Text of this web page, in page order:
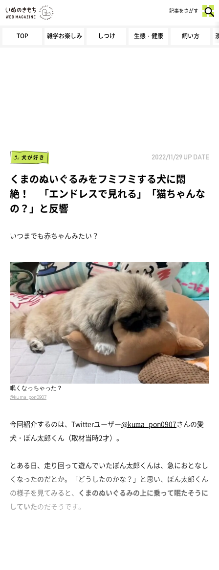
TOP 雑学お楽しみ しつけ 生態・健康 飼い方
記事をさがす
犬が好き 2022/11/29 UP DATE
くまのぬいぐるみをフミフミする犬に悶
絶！ 「エンドレスで見れる」「猫ちゃんな
の？」と反響
いつまでも赤ちゃんみたい？
眠くなっちゃった？
@kuma_pon0907
今回紹介するのは、Twitterユーザー@kuma_pon0907さんの愛
犬・ぽん太郎くん（取材当時2才）。
とある日、走り回って遊んでいたぽん太郎くんは、急におとなし
くなったのだとか。「どうしたのかな？」と思い、ぽん太郎くん
の様子を見てみると、 くまのぬいぐるみの上に乗って眠たそうに
していたのだそうです。